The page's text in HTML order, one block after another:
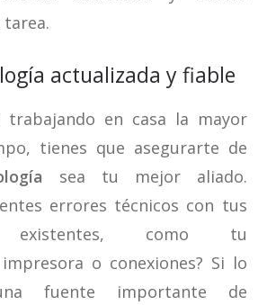
actualizada y fiable
trabajando en casa la mayor
tienes que asegurarte de
sea tu mejor aliado.
errores técnicos con tus
existentes, como tu
o conexiones? Si lo
fuente importante de